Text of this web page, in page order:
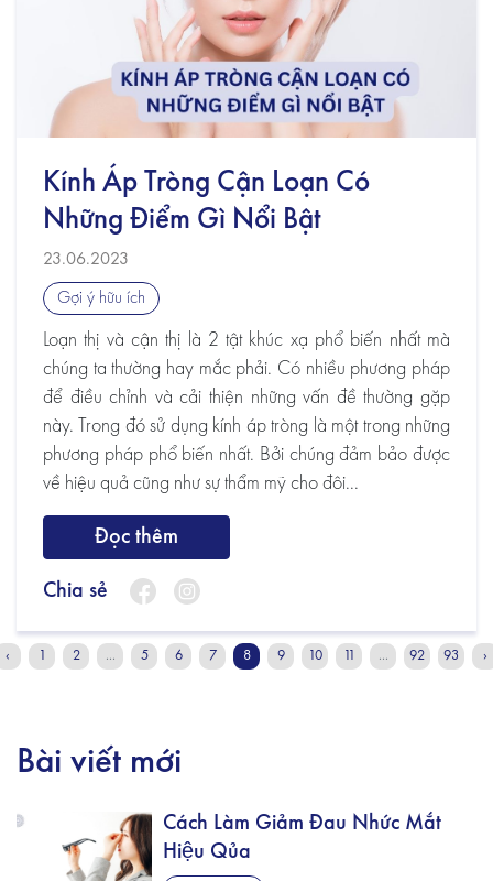
Kính Áp Tròng Cận Loạn Có
Những Điểm Gì Nổi Bật
23.06.2023
Gợi ý hữu ích
Loạn thị và cận thị là 2 tật khúc xạ phổ biến nhất mà
chúng ta thường hay mắc phải. Có nhiều phương pháp
để điều chỉnh và cải thiện những vấn đề thường gặp
này. Trong đó sử dụng kính áp tròng là một trong những
phương pháp phổ biến nhất. Bởi chúng đảm bảo được
về hiệu quả cũng như sự thẩm mỹ cho đôi...
Đọc thêm
Chia sẻ
‹ 2 ... 5 6 7 8 9 10 ... 92 93 ›
Bài viết mới
Cách Làm Giảm Đau Nhức Mắt
Hiệu Qủa